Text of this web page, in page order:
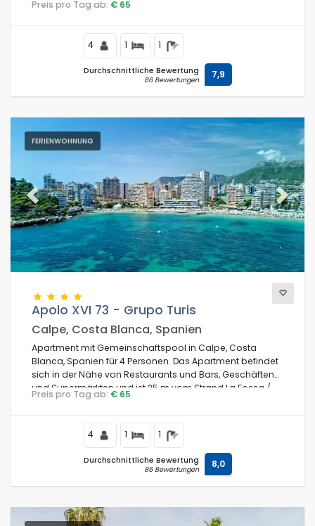
vom Strand La Fossa / Levante entfernt.
Preis pro Tag ab: € 65
4 1 1
Durchschnittliche Bewertung
86 Bewertungen 7,9
FERIENWOHNUNG
Previous Next
Apolo XVI 73 - Grupo Turis
Calpe, Costa Blanca, Spanien
Apartment mit Gemeinschaftspool in Calpe, Costa
Blanca, Spanien für 4 Personen. Das Apartment befindet
sich in der Nähe von Restaurants und Bars, Geschäften
und Supermärkten und ist 25 m vom Strand La Fossa /
Levante entfernt.
Preis pro Tag ab: € 65
4 1 1
Durchschnittliche Bewertung
86 Bewertungen 8,0